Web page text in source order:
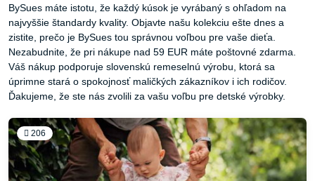
BySues máte istotu, že každý kúsok je vyrábaný s ohľadom na
najvyššie štandardy kvality. Objavte našu kolekciu ešte dnes a
zistite, prečo je BySues tou správnou voľbou pre vaše dieťa.
Nezabudnite, že pri nákupe nad 59 EUR máte poštovné zdarma.
Váš nákup podporuje slovenskú remeselnú výrobu, ktorá sa
úprimne stará o spokojnosť maličkých zákazníkov i ich rodičov.
Ďakujeme, že ste nás zvolili za vašu voľbu pre detské výrobky.
206